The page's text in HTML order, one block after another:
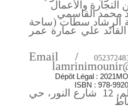
التجارة والأعمال
محمد القاسمي
الرشاد سطات (ساحة
علي عمارة عمر
/
Email
Dépôt Légal :
ISBN : 978-
12 شارع النور، حي